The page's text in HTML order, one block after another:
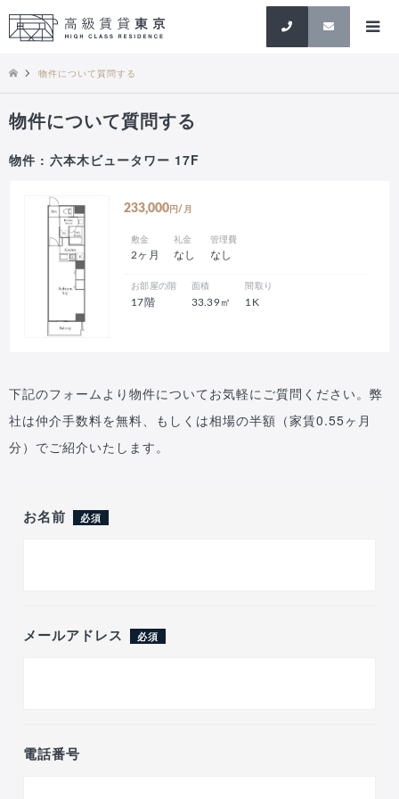
検索
物件について質問する
物件について質問する
物件 : 六本木ビュータワー 17F
233,000 円/月
敷金
2ヶ月
礼金
なし
管理費
なし
お部屋の階
17階
面積
33.39㎡
間取り
1K
下記のフォームより物件についてお気軽にご質問ください。弊
社は仲介手数料を無料、もしくは相場の半額（家賃0.55ヶ月
分）でご紹介いたします。
お名前 必須
メールアドレス 必須
電話番号